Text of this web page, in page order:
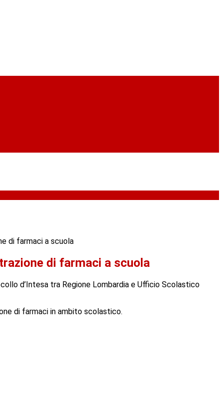
di farmaci a scuola
di farmaci a scuola
d’Intesa tra Regione Lombardia e Ufficio Scolastico
di farmaci in ambito scolastico.